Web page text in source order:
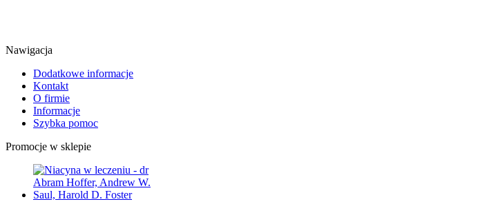
Nawigacja
Dodatkowe informacje
Kontakt
O firmie
Informacje
Szybka pomoc
Promocje w sklepie